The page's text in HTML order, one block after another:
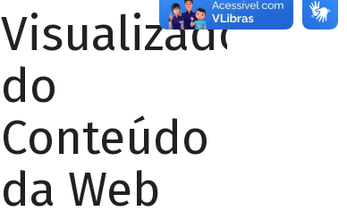
Visualizador
do
Conteúdo
da Web